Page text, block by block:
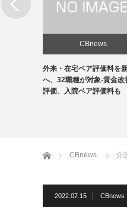
CBnews
敷地内薬局持つグループ全
評価見送りへ-24年度報酬
定、次回以降の検討課題に
ホーム CBnews 介
2022.07.15 CBnews